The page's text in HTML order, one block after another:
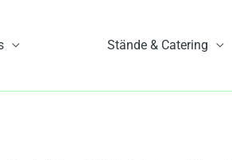
Stände & Catering